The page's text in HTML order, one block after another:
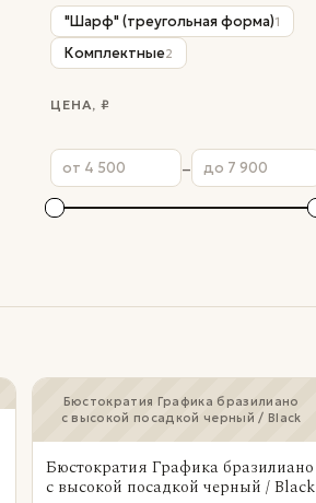
"Шарф" (треугольная форма)1
Комплектные2
ЦЕНА, ₽
–
Бюстократия Графика бразилиано
с высокой посадкой черный / Black
Бюстократия Графика бразилиано
с высокой посадкой черный / Black